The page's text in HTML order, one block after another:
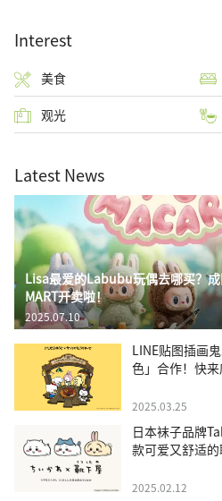
Interest
美食
观光
Latest News
Lisa最爱的Labubu玩偶去哪买？
MART开卖啦！
2025.07.10
LINE贴图插画
色」合作！快
2025.03.25
日本袜子品牌
款可爱又舒适的
2025.02.12